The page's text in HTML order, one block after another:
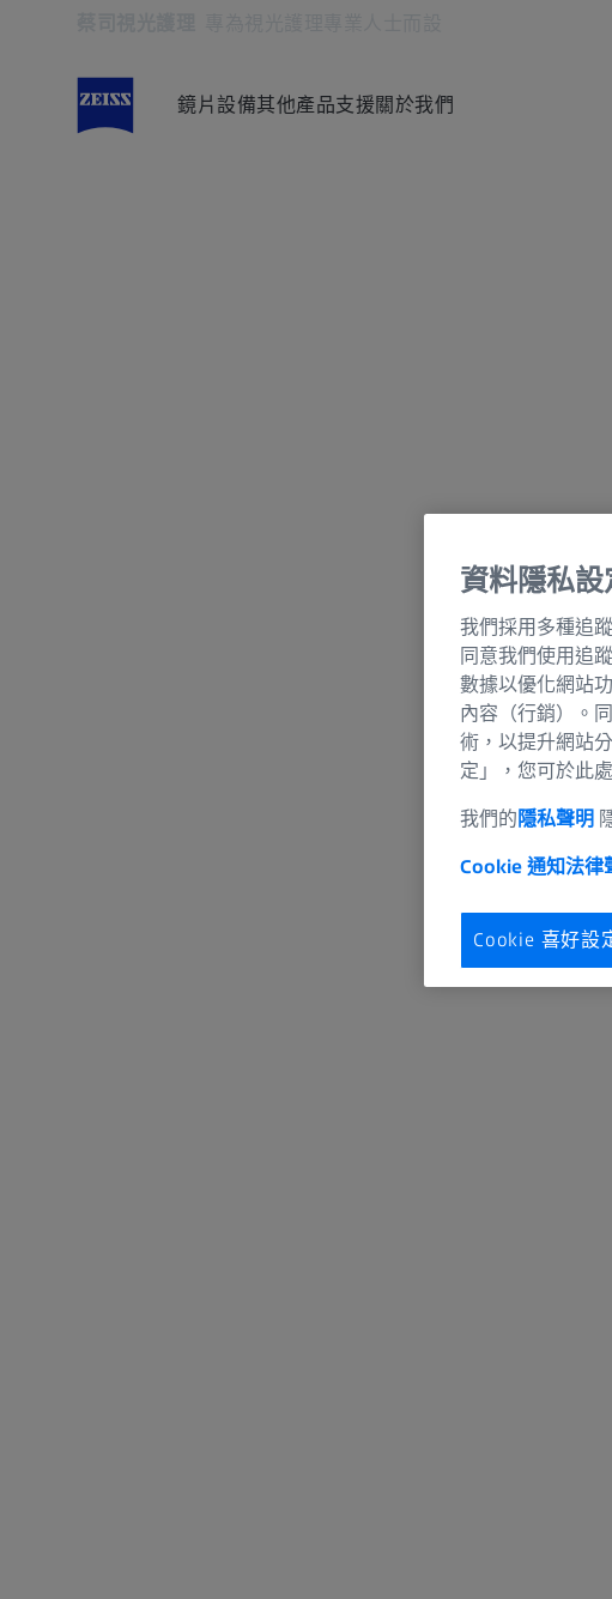
鏡片設備其他產品支援關於我們
資料隱私設
我們採用多種追
同意我們使用追
數據以優化網站
內容（行銷）。
術，以提升網站
定」，您可於此
我們的 隱私聲明
Cookie 通知法律
Cookie 喜好設